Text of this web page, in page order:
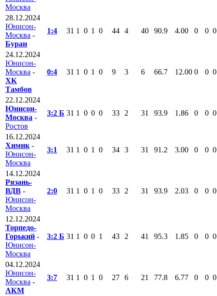
Москва
28.12.2024
Юнисон-
Москва -
Буран
1:4 31 1 0 1 0 44 4 40 90.9 4.00 0 0 0
24.12.2024
Юнисон-
Москва -
ХК
Тамбов
0:4 31 1 0 1 0 9 3 6 66.7 12.00 0 0 0
22.12.2024
Юнисон-
Москва -
Ростов
3:2 Б 31 1 0 0 0 33 2 31 93.9 1.86 0 0 0
16.12.2024
Химик -
Юнисон-
Москва
3:1 31 1 0 1 0 34 3 31 91.2 3.00 0 0 0
14.12.2024
Рязань-
ВДВ -
Юнисон-
Москва
2:0 31 1 0 1 0 33 2 31 93.9 2.03 0 0 0
12.12.2024
Торпедо-
Горький -
Юнисон-
Москва
3:2 Б 31 1 0 0 1 43 2 41 95.3 1.85 0 0 0
04.12.2024
Юнисон-
Москва -
АКМ
3:7 31 1 0 1 0 27 6 21 77.8 6.77 0 0 0